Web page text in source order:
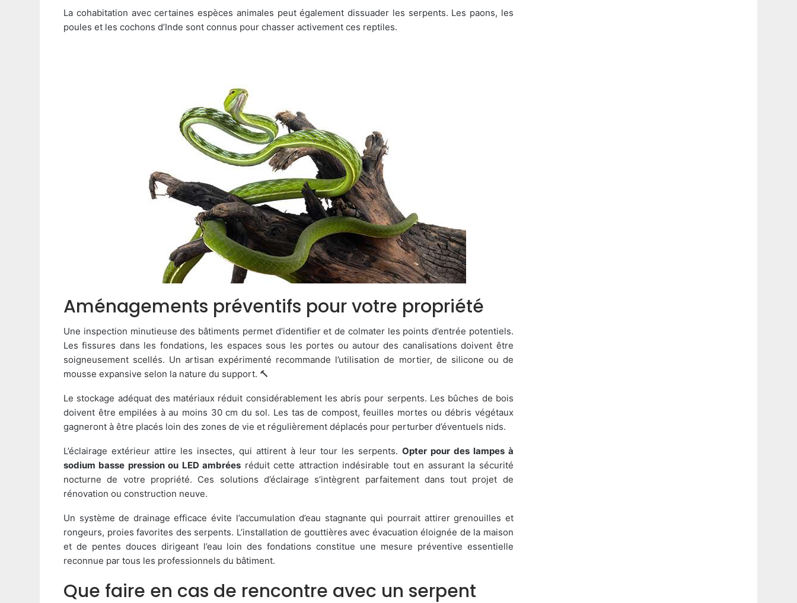
La cohabitation avec certaines espèces animales peut également dissuader les serpents. Les paons, les
poules et les cochons d’Inde sont connus pour chasser activement ces reptiles.
Aménagements préventifs pour votre propriété
Une inspection minutieuse des bâtiments permet d’identifier et de colmater les points d’entrée potentiels.
Les fissures dans les fondations, les espaces sous les portes ou autour des canalisations doivent être
soigneusement scellés. Un artisan expérimenté recommande l’utilisation de mortier, de silicone ou de
mousse expansive selon la nature du support. 🔨
Le stockage adéquat des matériaux réduit considérablement les abris pour serpents. Les bûches de bois
doivent être empilées à au moins 30 cm du sol. Les tas de compost, feuilles mortes ou débris végétaux
gagneront à être placés loin des zones de vie et régulièrement déplacés pour perturber d’éventuels nids.
L’éclairage extérieur attire les insectes, qui attirent à leur tour les serpents. Opter pour des lampes à
sodium basse pression ou LED ambrées réduit cette attraction indésirable tout en assurant la sécurité
nocturne de votre propriété. Ces solutions d’éclairage s’intègrent parfaitement dans tout projet de
rénovation ou construction neuve.
Un système de drainage efficace évite l’accumulation d’eau stagnante qui pourrait attirer grenouilles et
rongeurs, proies favorites des serpents. L’installation de gouttières avec évacuation éloignée de la maison
et de pentes douces dirigeant l’eau loin des fondations constitue une mesure préventive essentielle
reconnue par tous les professionnels du bâtiment.
Que faire en cas de rencontre avec un serpent